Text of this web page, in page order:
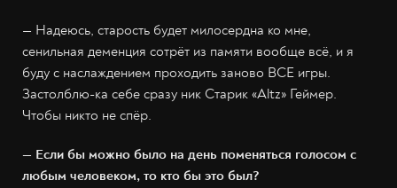
— Надеюсь, старость будет милосердна ко мне,
сенильная деменция сотрёт из памяти вообще всё, и я
буду с наслаждением проходить заново ВСЕ игры.
Застолблю-ка себе сразу ник Старик «Altz» Геймер.
Чтобы никто не спёр.
— Если бы можно было на день поменяться голосом с
любым человеком, то кто бы это был?